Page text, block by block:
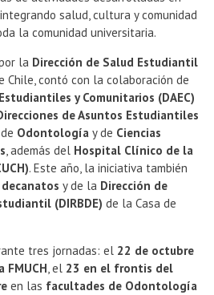
salud, cultura y comunidad
la comunidad universitaria.
la Dirección de Salud Estudiantil
Chile, contó con la colaboración de
y Comunitarios (DAEC)
de Asuntos Estudiantiles
Odontología y de Ciencias
, además del Hospital Clínico de la
. Este año, la iniciativa también
decanatos y de la Dirección de
(DIRBDE) de la Casa de
tres jornadas: el 22 de octubre
FMUCH, el 23 en el frontis del
en las facultades de Odontología